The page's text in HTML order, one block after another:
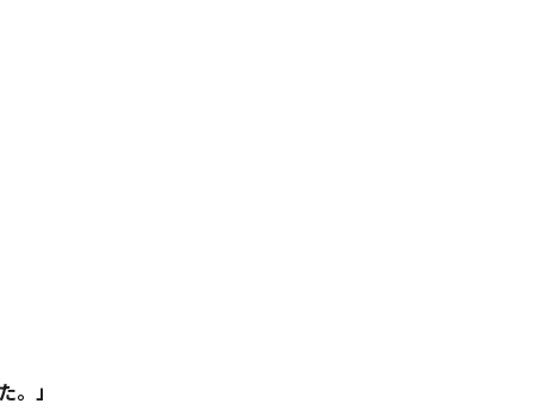
。」